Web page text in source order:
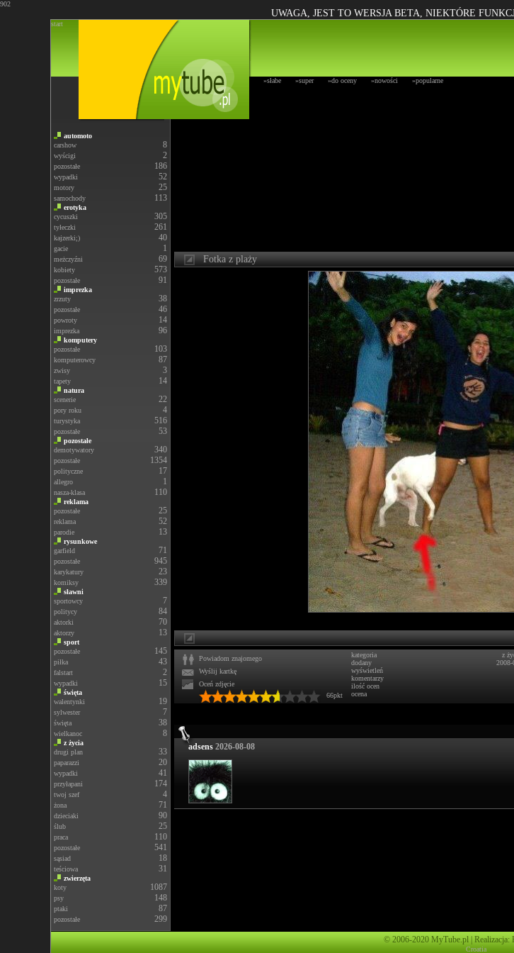
902
UWAGA, JEST TO WERSJA BETA, NIEKTÓRE
start
»słabe »super »do oceny »nowości »popularne
automoto
carshow
8
wyścigi 2
pozostałe 186
wypadki 52
motory 25
samochody 113
erotyka
cycuszki
305
tyłeczki 261
kajzerki;) 40
gacie 1
meżczyźni 69
kobiety 573
pozostałe 91
imprezka
zrzuty
38
pozostałe 46
powroty 14
imprezka 96
komputery
pozostałe
103
komputerowcy 87
zwisy 3
tapety 14
natura
scenerie
22
pory roku 4
turystyka 516
pozostałe 53
pozostałe
demotywatory
340
pozostałe 1354
polityczne 17
allegro 1
nasza-klasa 110
reklama
pozostałe
25
reklama 52
parodie 13
rysunkowe
garfield
71
pozostałe 945
karykatury 23
komiksy 339
sławni
sportowcy
7
politycy 84
aktorki 70
aktorzy 13
sport
pozostałe
145
piłka 43
falstart 2
wypadki 15
święta
walentynki
19
sylwester 7
święta 38
wielkanoc 8
z życia
drugi plan
33
paparazzi 20
wypadki 41
przyłapani 174
twoj szef 4
żona 71
dzieciaki 90
ślub 25
praca 110
pozostałe 541
sąsiad 18
teściowa 31
zwierzęta
koty
1087
psy 148
ptaki 87
pozostałe 299
Fotka z plaży
Powiadom znajomego
Wyślij kartkę
Oceń zdjęcie
66pkt
kategoria
dodany
wyświetleń
komentarzy
ilość ocen
ocena
z
adsens 2026-08-08
© 2006-2020 MyTube.pl | Realizacja:
Croatia